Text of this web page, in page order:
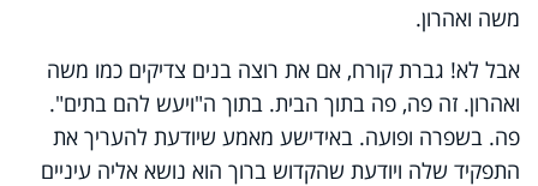
משה ואהרון.
אבל לא! גברת קורח, אם את רוצה בנים צדיקים כמו משה
ואהרון. זה פה, פה בתוך הבית. בתוך ה"ויעש להם בתים".
פה. בשפרה ופועה. באידישע מאמע שיודעת להעריך את
התפקיד שלה ויודעת שהקדוש ברוך הוא נושא אליה עיניים